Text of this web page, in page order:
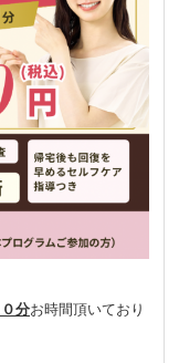
０分お時間頂いており